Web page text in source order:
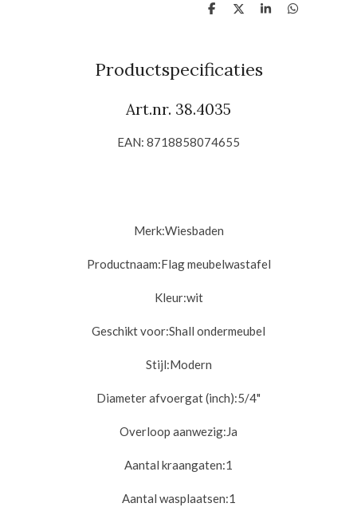
D
n
D
S
D
Productspecificaties
Art.nr. 38.4035
EAN: 8718858074655
Merk:Wiesbaden
Productnaam:Flag meubelwastafel
Kleur:wit
Geschikt voor:Shall ondermeubel
Stijl:Modern
Diameter afvoergat (inch):5/4"
Overloop aanwezig:Ja
Aantal kraangaten:1
Aantal wasplaatsen:1